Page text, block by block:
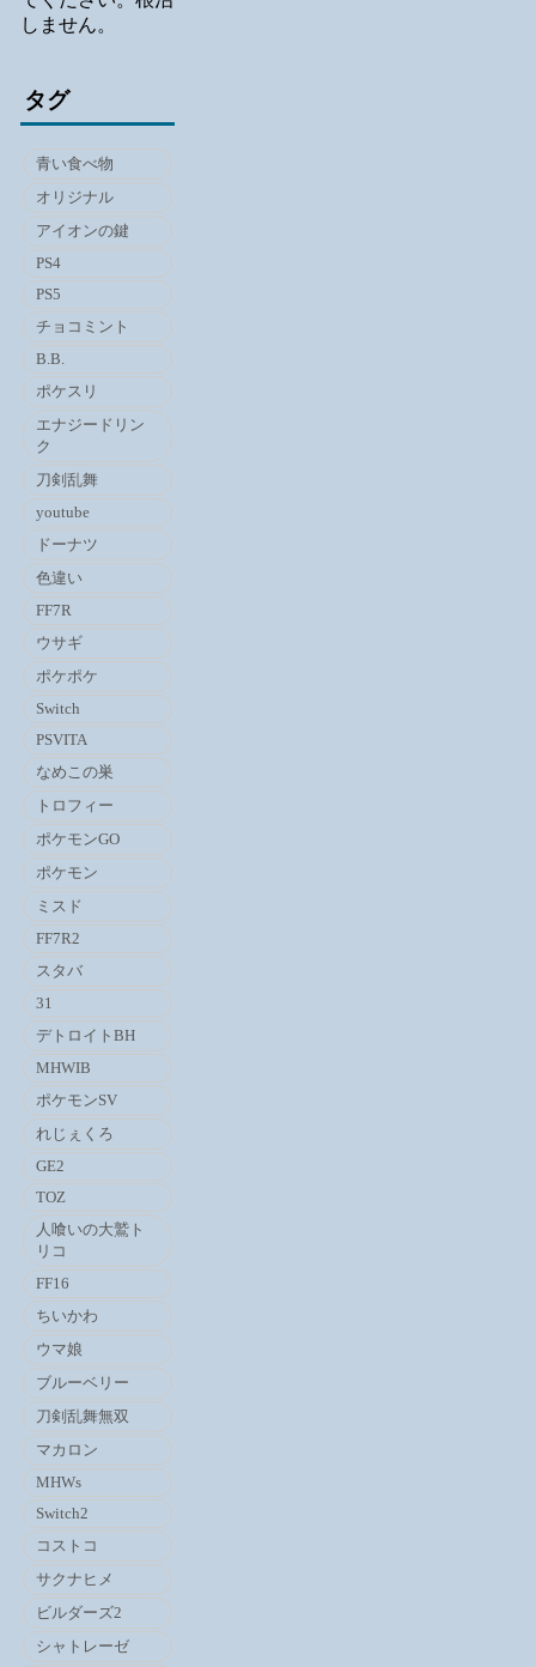
しません。
タグ
青い食べ物
オリジナル
アイオンの鍵
PS4
PS5
チョコミント
B.B.
ポケスリ
エナジードリン
ク
刀剣乱舞
youtube
ドーナツ
色違い
FF7R
ウサギ
ポケポケ
Switch
PSVITA
なめこの巣
トロフィー
ポケモンGO
ポケモン
ミスド
FF7R2
スタバ
31
デトロイトBH
MHWIB
ポケモンSV
れじぇくろ
GE2
TOZ
人喰いの大鷲ト
リコ
FF16
ちいかわ
ウマ娘
ブルーベリー
刀剣乱舞無双
マカロン
MHWs
Switch2
コストコ
サクナヒメ
ビルダーズ2
シャトレーゼ